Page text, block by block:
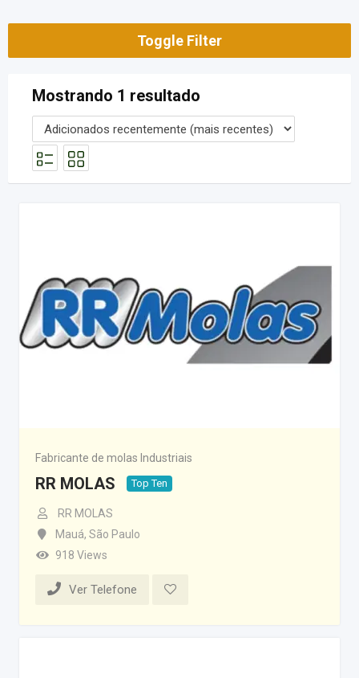
Toggle Filter
Mostrando 1 resultado
Fabricante de molas Industriais
RR MOLAS Top Ten
RR MOLAS
Mauá, São Paulo
918 Views
Ver Telefone